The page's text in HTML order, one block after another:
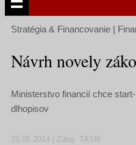
Stratégia & Financovanie |
Návrh novely
Ministerstvo financií chce
dlhopisov
15.05.2014 | Zdroj: TASR